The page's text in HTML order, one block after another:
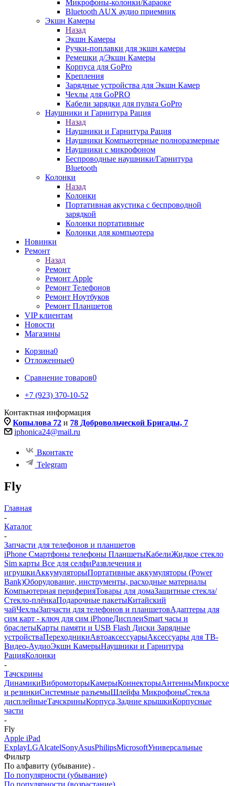
Микрофоны-колонки/Караоке
Bluetooth AUX аудио приемник
Экшн Камеры
Назад
Экшн Камеры
Ручки-поплавки для экшн камеры
Ремешки д/Экшн Камеры
Корпуса для GoPro
Крепления
Зарядные устройства для Экшн Камер
Чехлы для GoPRO
Кабели зарядки для пульта GoPro
Наушники и Гарнитура Рация
Назад
Наушники и Гарнитура Рация
Наушники Компьютерные полноразмерные
Наушники с микрофоном
Беспроводные наушники/Гарнитура
Bluetooth
Колонки
Назад
Колонки
Портативная акустика с беспроводной
зарядкой
Колонки портативные
Колонки для компьютера
Новинки
Ремонт
Назад
Ремонт
Ремонт Apple
Ремонт Телефонов
Ремонт Ноутбуков
Ремонт Планшетов
VIP клиентам
Новости
Магазины
Корзина0
Отложенные0
Сравнение товаров0
+7 (923) 370-10-52
Контактная информация
Копылова 72 и 78 Добровольческой Бригады, 7
iphonica24@mail.ru
Вконтакте
Telegram
Fly
Главная
-
Каталог
-
Запчасти для телефонов и планшетов
iPhone Смартфоны телефоны ПланшетыКабелиЖидкое стекло
Sim карты Все для селфиРазвлечения и
игрушкиАккумуляторыПортативные аккумуляторы (Power
Bank)Оборудование, инструменты, расходные материалы
Компьютерная периферияТовары для домаЗащитные стекла/
Стекло-плёнкаПодарочные пакетыКитайский
чайЧехлыЗапчасти для телефонов и планшетовАдаптеры для
сим карт - ключ для сим iPhoneДисплеиSmart часы и
браслетыКарты памяти и USB Flash Диски Зарядные
устройстваПереходникиАвтоаксессуарыАксессуары для ТВ-
Видео-АудиоЭкшн КамерыНаушники и Гарнитура
РацияКолонки
-
Тачскрины
ДинамикиВибромоторыКамерыКоннекторыАнтенны
и резинкиСистемные разъемыШлейфа МикрофоныСтекла
дисплейныеТачскриныКорпуса,Задние крышкиКорпусные
части
-
Fly
Apple iPad
ExplayLGAlcatelSonyAsusPhilipsMicrosoftУниверсальные
Фильтр
По алфавиту (убывание)
По популярности (убывание)
По популярности (возрастание)